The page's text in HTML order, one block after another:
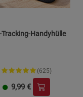
Handyhülle
(625)
9,99 €